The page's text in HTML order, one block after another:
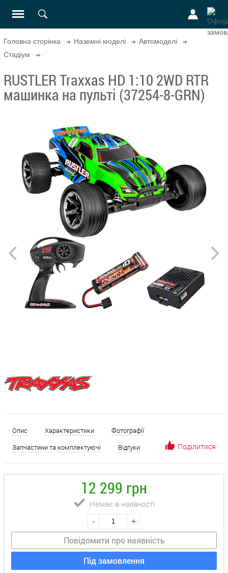
Головна сторінка Наземні моделі
Автомоделі
Стадіум
RUSTLER Traxxas HD 1:10 2WD RTR
машинка на пульті (37254-8-GRN)
Опис Характеристики
Фотографії
Запчастини та комплектуючі
Відгуки Поділитися
12 299 грн
Немає в наявності
- +
Повідомити про наявність
Під замовлення